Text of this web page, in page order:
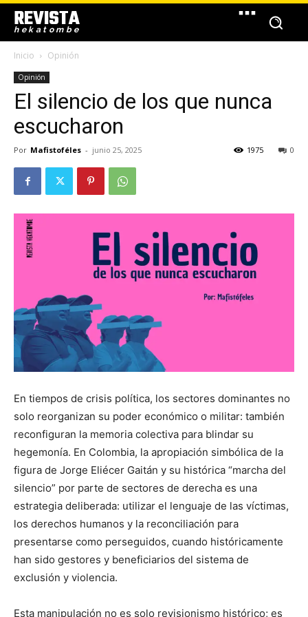
REVISTA
hekatombe
Inicio Opinión
Opinión
El silencio de los que nunca
escucharon
Por Mafistoféles - junio 25, 2025 0
1975
En tiempos de crisis política, los sectores dominantes no
solo reorganizan su poder económico o militar: también
reconfiguran la memoria colectiva para blindar su
hegemonía. En Colombia, la apropiación simbólica de la
figura de Jorge Eliécer Gaitán y su histórica “marcha del
silencio” por parte de sectores de derecha es una
estrategia deliberada: utilizar el lenguaje de las víctimas,
los derechos humanos y la reconciliación para
presentarse como perseguidos, cuando históricamente
han sido gestores y beneficiarios del sistema de
exclusión y violencia.
Esta manipulación no es solo revisionismo histórico; es